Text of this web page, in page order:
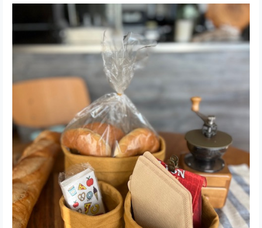
て楽しむことができます。
■ 素材/製造国 厳選された高
品質な帆布を用いて、日本
で丁寧に手作りされていま
す。耐久性に富み、長い間
愛用いただけるお品です。
軽量設計なので、日常使い
にもぴったりです。 ■ お手
入れ/取り扱い注意事項 汚れ
がついた場合は、湿った布
で優しく拭き取ることが可
能です。直射日光での長時
間の保管はお避けいただ
き、風通しの良い場所で保
管してください。 ■ 発送・
注文に関する情報や注意事
項 ご注文後に製作を開始し
ますので、通常14営業日内
に発送いたします。サイズ
やカラーによって在庫状況
が異なるため、詳細は商品